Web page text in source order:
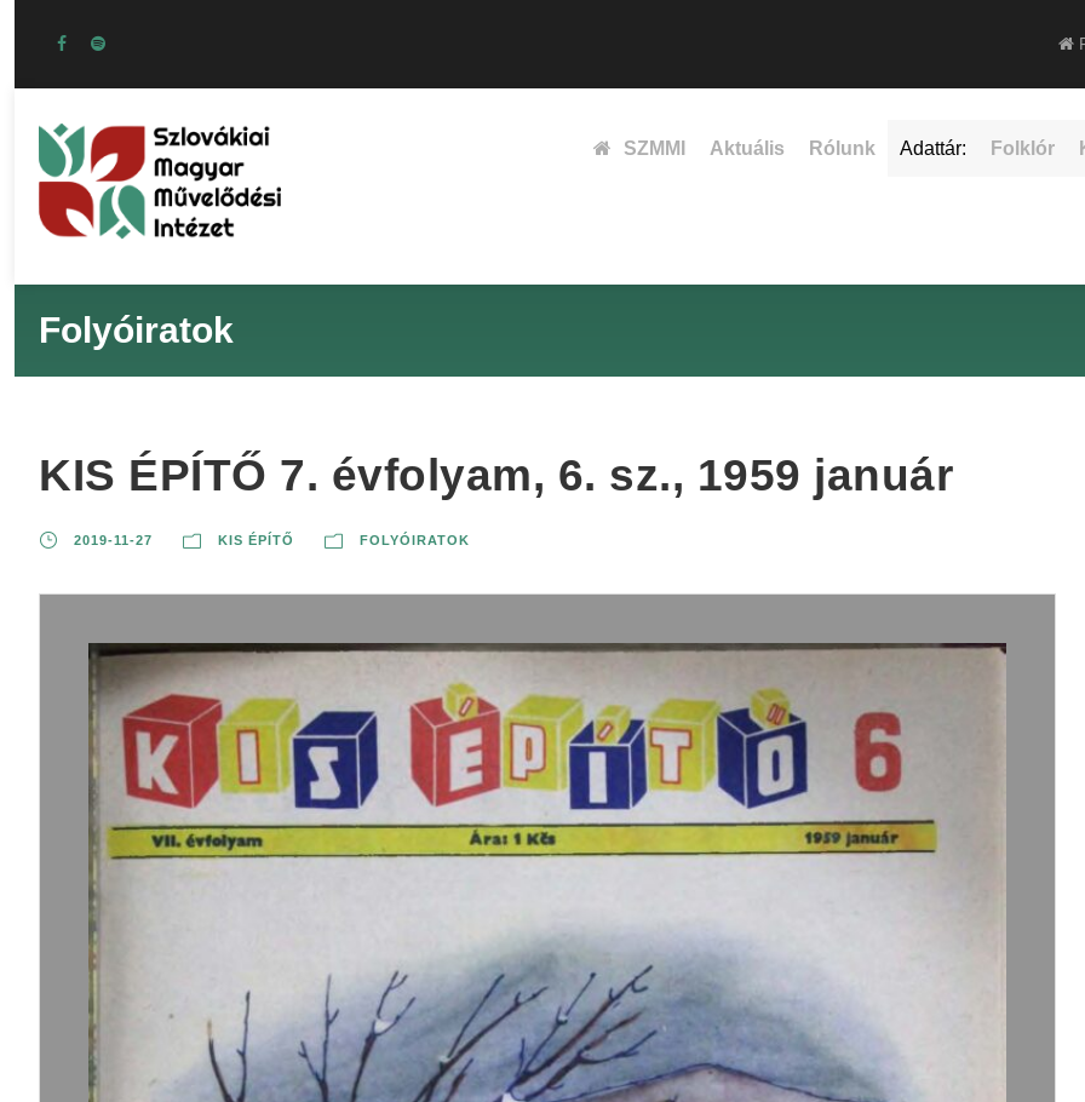
SZMMI Aktuális Rólunk Adattár: Folklór
Folyóiratok
KIS ÉPÍTŐ 7. évfolyam, 6. sz., 1959 január
2019-11-27 KIS ÉPÍTŐ FOLYÓIRATOK